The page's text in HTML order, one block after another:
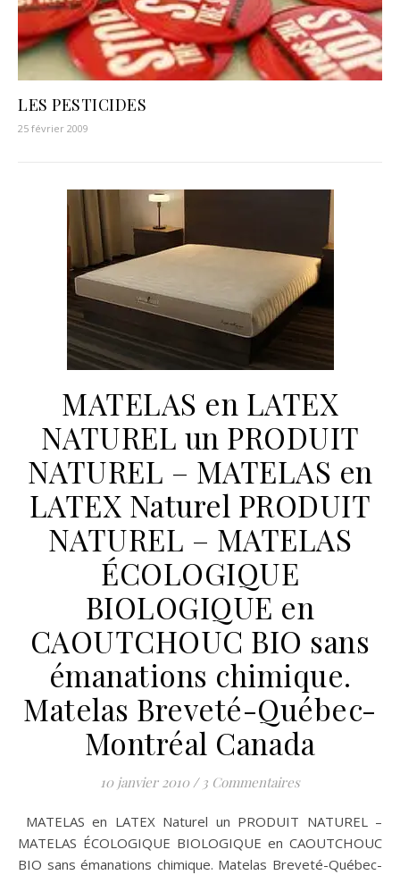
LES PESTICIDES
25 février 2009
MATELAS en LATEX
NATUREL un PRODUIT
NATUREL – MATELAS en
LATEX Naturel PRODUIT
NATUREL – MATELAS
ÉCOLOGIQUE
BIOLOGIQUE en
CAOUTCHOUC BIO sans
émanations chimique.
Matelas Breveté-Québec-
Montréal Canada
10 janvier 2010 / 3 Commentaires
MATELAS en LATEX Naturel un PRODUIT NATUREL –
MATELAS ÉCOLOGIQUE BIOLOGIQUE en CAOUTCHOUC
BIO sans émanations chimique. Matelas Breveté-Québec-